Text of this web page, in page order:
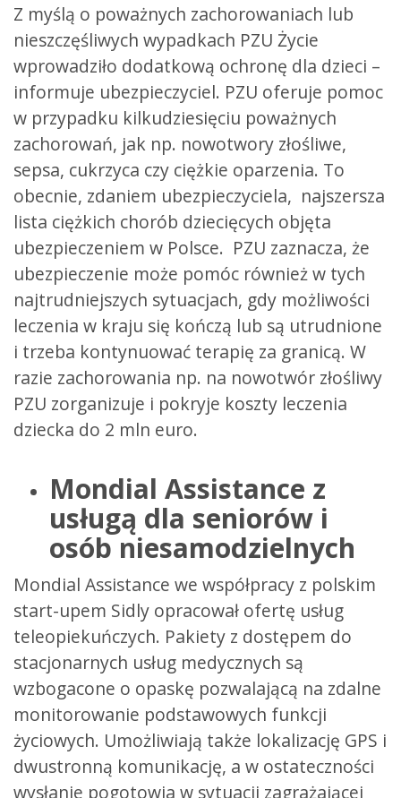
Z myślą o poważnych zachorowaniach lub
nieszczęśliwych wypadkach PZU Życie
wprowadziło dodatkową ochronę dla dzieci –
informuje ubezpieczyciel. PZU oferuje pomoc
w przypadku kilkudziesięciu poważnych
zachorowań, jak np. nowotwory złośliwe,
sepsa, cukrzyca czy ciężkie oparzenia. To
obecnie, zdaniem ubezpieczyciela, najszersza
lista ciężkich chorób dziecięcych objęta
ubezpieczeniem w Polsce. PZU zaznacza, że
ubezpieczenie może pomóc również w tych
najtrudniejszych sytuacjach, gdy możliwości
leczenia w kraju się kończą lub są utrudnione
i trzeba kontynuować terapię za granicą. W
razie zachorowania np. na nowotwór złośliwy
PZU zorganizuje i pokryje koszty leczenia
dziecka do 2 mln euro.
Mondial Assistance z
usługą dla seniorów i
osób niesamodzielnych
Mondial Assistance we współpracy z polskim
start-upem Sidly opracował ofertę usług
teleopiekuńczych. Pakiety z dostępem do
stacjonarnych usług medycznych są
wzbogacone o opaskę pozwalającą na zdalne
monitorowanie podstawowych funkcji
życiowych. Umożliwiają także lokalizację GPS i
dwustronną komunikację, a w ostateczności
wysłanie pogotowia w sytuacji zagrażającej